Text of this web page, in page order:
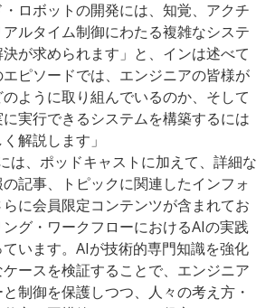
・ロボットの開発には、知覚、アクチ
ルタイム制御にわたる複雑なシステ
が求められます」と、インは述べて
ピソードでは、エンジニアの皆様が
ように取り組んでいるのか、そして
実行できるシステムを構築するには
解説します」
は、ポッドキャストに加えて、詳細な
の記事、トピックに関連したインフォ
らに会員限定コンテンツが含まれてお
グ・ワークフローにおけるAIの実践
います。AIが技術的専門知識を強化
ースを検証することで、エンジニア
制御を保護しつつ、人々の考え方・